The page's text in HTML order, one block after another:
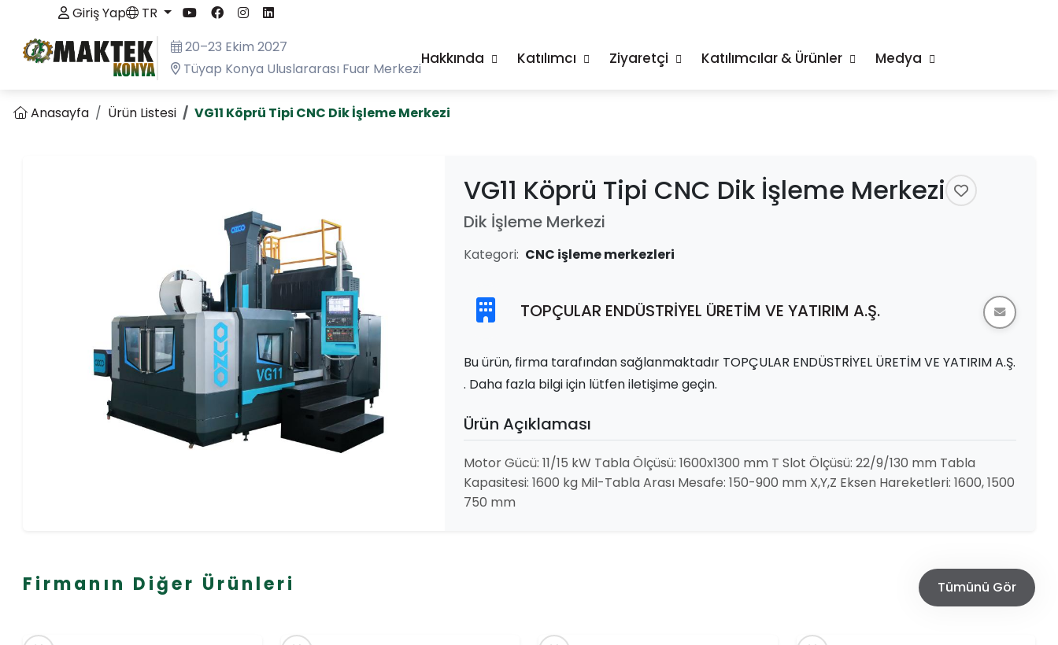
Giriş Yap
TR
20–23 Ekim 2027
Tüyap Konya Uluslararası Fuar Merkezi
Hakkında Katılımcı Ziyaretçi Katılımcılar & Ürünler Medya
Anasayfa Ürün Listesi VG11 Köprü Tipi CNC Dik İşleme Merkezi
VG11 Köprü Tipi CNC Dik İşleme Merkezi
Dik İşleme Merkezi
Kategori: CNC işleme merkezleri
TOPÇULAR ENDÜSTRİYEL ÜRETİM VE YATIRIM A.Ş.
Bu ürün, firma tarafından sağlanmaktadır TOPÇULAR ENDÜSTRİYEL ÜRETİM VE YATIRIM A.Ş.
. Daha fazla bilgi için lütfen iletişime geçin.
Ürün Açıklaması
Motor Gücü: 11/15 kW Tabla Ölçüsü: 1600x1300 mm T Slot Ölçüsü: 22/9/130 mm Tabla
Kapasitesi: 1600 kg Mil-Tabla Arası Mesafe: 150-900 mm X,Y,Z Eksen Hareketleri: 1600, 1500
750 mm
Firmanın Diğer Ürünleri Tümünü Gör